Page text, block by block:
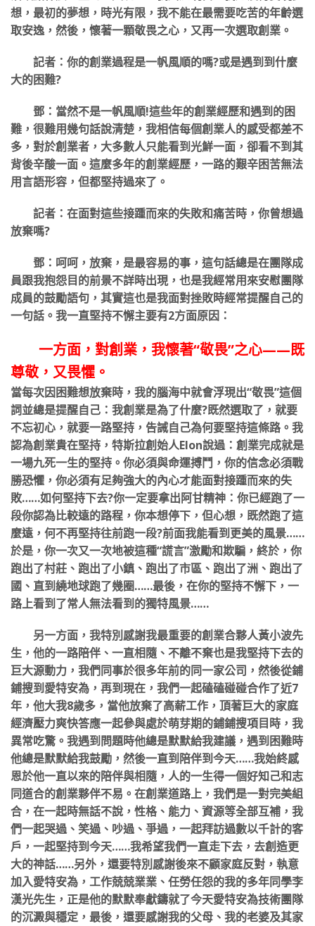
想，最初的夢想，時光有限，我不能在最需要吃苦的年齡選
取安逸，然後，懷著一顆敬畏之心，又再一次選取創業。
記者：你的創業過程是一帆風順的嗎?或是遇到到什麼
大的困難?
鄧：當然不是一帆風順!這些年的創業經歷和遇到的困
難，很難用幾句話說清楚，我相信每個創業人的感受都差不
多，對於創業者，大多數人只能看到光鮮一面，卻看不到其
背後辛酸一面。這麼多年的創業經歷，一路的艱辛困苦無法
用言語形容，但都堅持過來了。
記者：在面對這些接踵而來的失敗和痛苦時，你曾想過
放棄嗎?
鄧：呵呵，放棄，是最容易的事，這句話總是在團隊成
員跟我抱怨目的前景不詳時出現，也是我經常用來安慰團隊
成員的鼓勵語句，其實這也是我面對挫敗時經常提醒自己的
一句話。我一直堅持不懈主要有2方面原因：
一方面，對創業，我懷著“敬畏”之心——既
尊敬，又畏懼。
當每次因困難想放棄時，我的腦海中就會浮現出“敬畏”這個
詞並總是提醒自己：我創業是為了什麼?既然選取了，就要
不忘初心，就要一路堅持，告誡自己為何要堅持這條路。我
認為創業貴在堅持，特斯拉創始人Elon說過：創業完成就是
一場九死一生的堅持。你必須與命運搏鬥，你的信念必須戰
勝恐懼，你必須有足夠強大的內心才能面對接踵而來的失
敗……如何堅持下去?你一定要拿出阿甘精神：你已經跑了一
段你認為比較遠的路程，你本想停下，但心想，既然跑了這
麼遠，何不再堅持往前跑一段?前面我能看到更美的風景……
於是，你一次又一次地被這種“謊言”激勵和欺騙，終於，你
跑出了村莊、跑出了小鎮、跑出了市區、跑出了洲、跑出了
國、直到繞地球跑了幾圈……最後，在你的堅持不懈下，一
路上看到了常人無法看到的獨特風景……
另一方面，我特別感謝我最重要的創業合夥人黃小波先
生，他的一路陪伴、一直相隨、不離不棄也是我堅持下去的
巨大源動力，我們同事於很多年前的同一家公司，然後從鋪
鋪搜到愛特安為，再到現在，我們一起磕磕碰碰合作了近7
年，他大我8歲多，當他放棄了高薪工作，頂著巨大的家庭
經濟壓力爽快答應一起參與處於萌芽期的鋪鋪搜項目時，我
異常吃驚。我遇到問題時他總是默默給我建議，遇到困難時
他總是默默給我鼓勵，然後一直到陪伴到今天……我始終感
恩於他一直以來的陪伴與相隨，人的一生得一個好知己和志
同道合的創業夥伴不易。在創業道路上，我們是一對完美組
合，在一起時無話不說，性格、能力、資源等全部互補，我
們一起哭過、笑過、吵過、爭過，一起拜訪過數以千計的客
戶，一起堅持到今天……我希望我們一直走下去，去創造更
大的神話……另外，還要特別感謝後來不顧家庭反對，執意
加入愛特安為，工作兢兢業業、任勞任怨的我的多年同學李
漢光先生，正是他的默默奉獻鑄就了今天愛特安為技術團隊
的沉澱與穩定，最後，還要感謝我的父母、我的老婆及其家